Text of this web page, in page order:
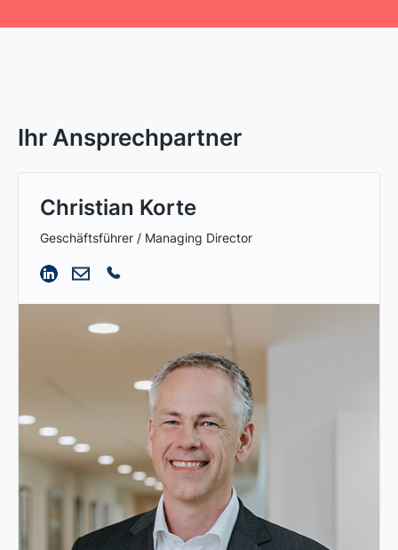
Ihr Ansprechpartner
Christian Korte
Geschäftsführer / Managing Director
Lorem ipsum dolor sit amet, consectetur
adipiscing elit. Suspendisse varius enim in eros
elementum tristique. Duis cursus, mi quis
viverra ornare, eros dolor interdum nulla, ut
commodo diam libero vitae erat. Aenean
faucibus nibh et justo cursus id rutrum lorem
imperdiet. Nunc ut sem vitae risus tristique